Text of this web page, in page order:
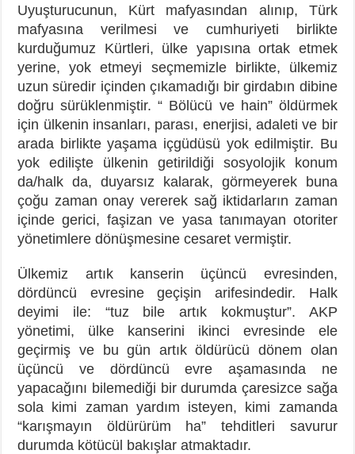
Uyuşturucunun, Kürt mafyasından alınıp, Türk
mafyasına verilmesi ve cumhuriyeti birlikte
kurduğumuz Kürtleri, ülke yapısına ortak etmek
yerine, yok etmeyi seçmemizle birlikte, ülkemiz
uzun süredir içinden çıkamadığı bir girdabın dibine
doğru sürüklenmiştir. “ Bölücü ve hain” öldürmek
için ülkenin insanları, parası, enerjisi, adaleti ve bir
arada birlikte yaşama içgüdüsü yok edilmiştir. Bu
yok edilişte ülkenin getirildiği sosyolojik konum
da/halk da, duyarsız kalarak, görmeyerek buna
çoğu zaman onay vererek sağ iktidarların zaman
içinde gerici, faşizan ve yasa tanımayan otoriter
yönetimlere dönüşmesine cesaret vermiştir.
Ülkemiz artık kanserin üçüncü evresinden,
dördüncü evresine geçişin arifesindedir. Halk
deyimi ile: “tuz bile artık kokmuştur”. AKP
yönetimi, ülke kanserini ikinci evresinde ele
geçirmiş ve bu gün artık öldürücü dönem olan
üçüncü ve dördüncü evre aşamasında ne
yapacağını bilemediği bir durumda çaresizce sağa
sola kimi zaman yardım isteyen, kimi zamanda
“karışmayın öldürürüm ha” tehditleri savurur
durumda kötücül bakışlar atmaktadır.